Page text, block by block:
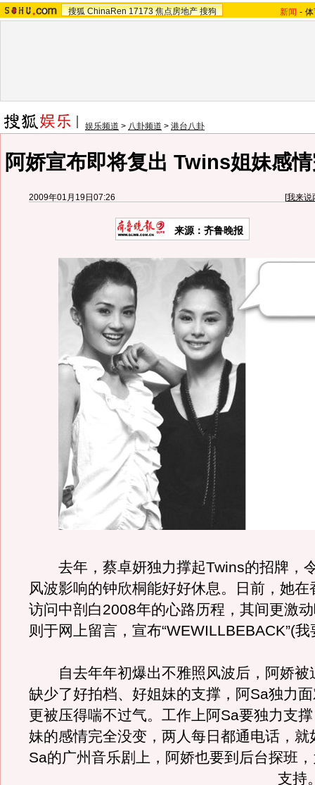
搜狐 ChinaRen 17173 焦点房地产 搜狗 新闻 -
娱乐频道 > 八卦频道 > 港台八卦
阿娇宣布即将复出 Twins姐妹感
2009年01月19日07:26 [我来说
来源：齐鲁晚报
去年，蔡卓妍独力撑起Twins的招牌，
风波影响的钟欣桐能好好休息。日前，她在
访问中剖白2008年的心路历程，其间更激
则于网上留言，宣布“WEWILLBEBACK”(
自去年年初爆出不雅照风波后，阿娇被
缺少了好拍档、好姐妹的支撑，阿Sa独力
更被压得喘不过气。工作上阿Sa要独力支
妹的感情完全没变，两人每日都通电话，就
Sa的广州音乐剧上，阿娇也要到后台探班
支持